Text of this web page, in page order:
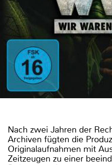
Nach zwei Jahren der
Archiven fügten die
Originalaufnahmen mit
Zeitzeugen zu einer